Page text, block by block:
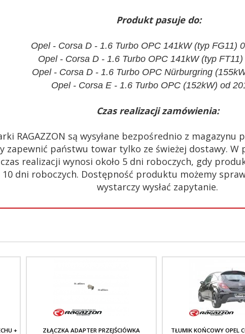
Produkt pasuje do:
Opel - Corsa D - 1.6 Turbo OPC 141kW (typ FG11)
Opel - Corsa D - 1.6 Turbo OPC 141kW (typ
Opel - Corsa D - 1.6 Turbo OPC Nürburgring
Opel - Corsa E - 1.6 Turbo OPC (152kW) od
Czas realizacji zamówienia:
RAGAZZON są wysyłane bezpośrednio z magazynu
zapewnić państwu towar tylko ze świeżej dostawy.
czas realizacji wynosi około 5 dni roboczych, gdy
10 dni roboczych. Dostępność produktu możemy
wystarczy wysłać zapytanie.
+ ZŁĄCZKA ADAPTER PRZEJŚCIÓWKA TŁUMIK KOŃCOWY OPEL